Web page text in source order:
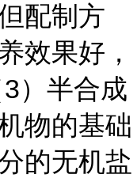
配制方
效果好，
3）半合成
物的基础
的无机盐